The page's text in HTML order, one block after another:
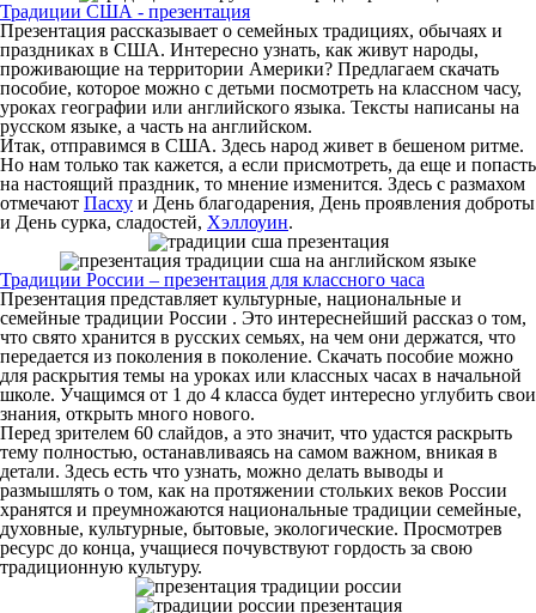
Традиции США - презентация
Презентация рассказывает о семейных традициях, обычаях и
праздниках в США. Интересно узнать, как живут народы,
проживающие на территории Америки? Предлагаем скачать
пособие, которое можно с детьми посмотреть на классном часу,
уроках географии или английского языка. Тексты написаны на
русском языке, а часть на английском.
Итак, отправимся в США. Здесь народ живет в бешеном ритме.
Но нам только так кажется, а если присмотреть, да еще и попасть
на настоящий праздник, то мнение изменится. Здесь с размахом
отмечают Пасху и День благодарения, День проявления доброты
и День сурка, сладостей, Хэллоуин.
Традиции России – презентация для классного часа
Презентация представляет культурные, национальные и
семейные традиции России . Это интереснейший рассказ о том,
что свято хранится в русских семьях, на чем они держатся, что
передается из поколения в поколение. Скачать пособие можно
для раскрытия темы на уроках или классных часах в начальной
школе. Учащимся от 1 до 4 класса будет интересно углубить свои
знания, открыть много нового.
Перед зрителем 60 слайдов, а это значит, что удастся раскрыть
тему полностью, останавливаясь на самом важном, вникая в
детали. Здесь есть что узнать, можно делать выводы и
размышлять о том, как на протяжении стольких веков России
хранятся и преумножаются национальные традиции семейные,
духовные, культурные, бытовые, экологические. Просмотрев
ресурс до конца, учащиеся почувствуют гордость за свою
традиционную культуру.